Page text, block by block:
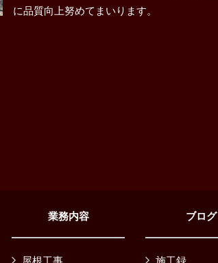
に品質向上努めてまいります。
業務内容
屋根工事
ブログ
施工録